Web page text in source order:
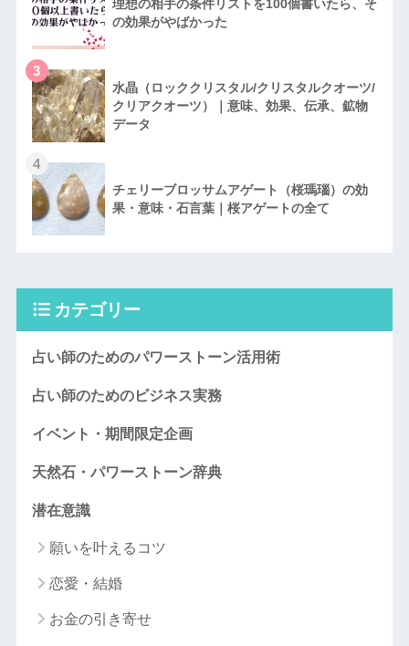
理想の相手の条件リストを100個書いたら、そ
の効果がやばかった
3
水晶（ロッククリスタル/クリスタルクオーツ/
クリアクオーツ）｜意味、効果、伝承、鉱物
データ
4
チェリーブロッサムアゲート（桜瑪瑙）の効
果・意味・石言葉｜桜アゲートの全て
カテゴリー
占い師のためのパワーストーン活用術
占い師のためのビジネス実務
イベント・期間限定企画
天然石・パワーストーン辞典
潜在意識
願いを叶えるコツ
恋愛・結婚
お金の引き寄せ